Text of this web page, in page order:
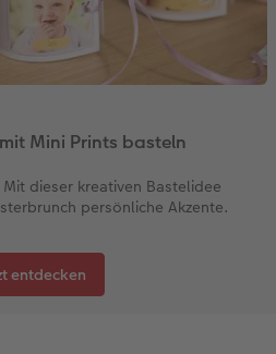
Mini Prints basteln
dieser kreativen Bastelidee
persönliche Akzente.
entdecken